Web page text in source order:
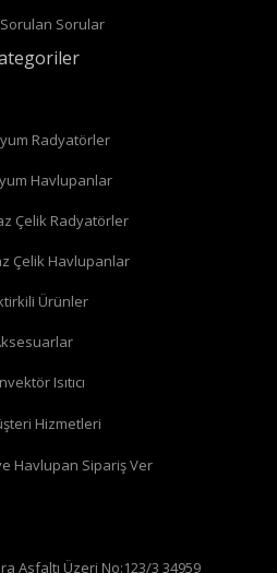
Sorulan Sorular
Radyatörler
Havlupanlar
Çelik Radyatörler
Çelik Havlupanlar
Ürünler
Isıtıcı
Asfaltı Üzeri No:123/3 34959